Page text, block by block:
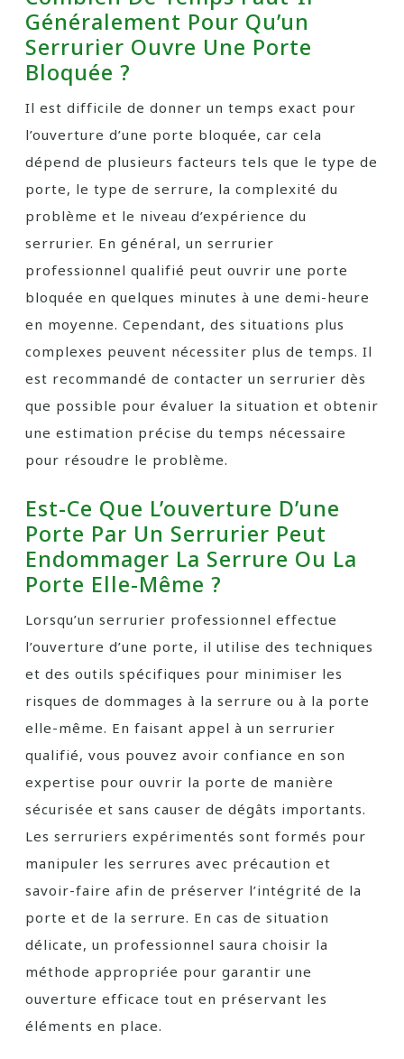
Généralement Pour Qu’un
Serrurier Ouvre Une Porte
Bloquée ?
Il est difficile de donner un temps exact pour
l’ouverture d’une porte bloquée, car cela
dépend de plusieurs facteurs tels que le type de
porte, le type de serrure, la complexité du
problème et le niveau d’expérience du
serrurier. En général, un serrurier
professionnel qualifié peut ouvrir une porte
bloquée en quelques minutes à une demi-heure
en moyenne. Cependant, des situations plus
complexes peuvent nécessiter plus de temps. Il
est recommandé de contacter un serrurier dès
que possible pour évaluer la situation et obtenir
une estimation précise du temps nécessaire
pour résoudre le problème.
Est-Ce Que L’ouverture D’une
Porte Par Un Serrurier Peut
Endommager La Serrure Ou La
Porte Elle-Même ?
Lorsqu’un serrurier professionnel effectue
l’ouverture d’une porte, il utilise des techniques
et des outils spécifiques pour minimiser les
risques de dommages à la serrure ou à la porte
elle-même. En faisant appel à un serrurier
qualifié, vous pouvez avoir confiance en son
expertise pour ouvrir la porte de manière
sécurisée et sans causer de dégâts importants.
Les serruriers expérimentés sont formés pour
manipuler les serrures avec précaution et
savoir-faire afin de préserver l’intégrité de la
porte et de la serrure. En cas de situation
délicate, un professionnel saura choisir la
méthode appropriée pour garantir une
ouverture efficace tout en préservant les
éléments en place.